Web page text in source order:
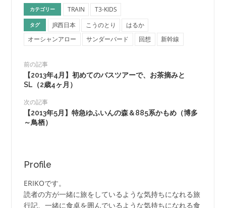
カテゴリー TRAIN T3-KIDS
タグ JR西日本 こうのとり
はるか
オーシャンアロー
サンダーバード 回想 新幹線
前の記事
【2013年4月】初めてのバスツアーで、お茶摘みと
SL（2歳4ヶ月）
次の記事
【2013年5月】特急ゆふいんの森＆885系かもめ（博多
～鳥栖）
Profile
ERIKOです。
読者の方が一緒に旅をしているような気持ちになれる旅
行記、一緒に食卓を囲んでいるような気持ちになれる食